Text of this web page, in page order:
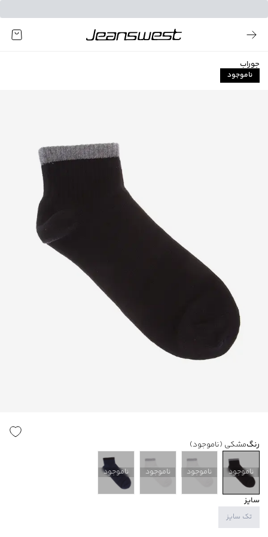
جوراب
ناموجود
رنگمشکی (ناموجود)
ناموجود ناموجود ناموجود ناموجود
سایز
تک سایز